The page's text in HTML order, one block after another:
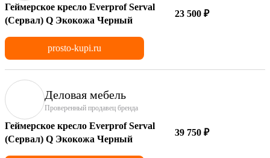
Геймерское кресло Everprof Serval
(Сервал) Q Экокожа Черный
23 500 ₽
prosto-kupi.ru
Деловая мебель
Проверенный продавец бренда
Геймерское кресло Everprof Serval
(Сервал) Q Экокожа Черный
39 750 ₽